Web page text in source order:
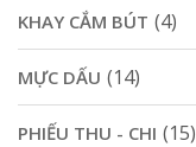
KHAY CẮM BÚT (4)
MỰC DẤU (14)
PHIẾU THU - CHI (15)